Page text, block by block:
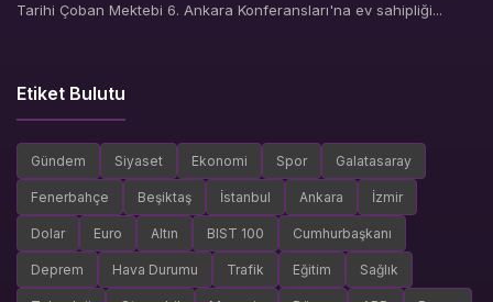
Tarihi Çoban Mektebi 6. Ankara Konferansları'na ev sahipliği...
Etiket Bulutu
Gündem Siyaset Ekonomi Spor Galatasaray
Fenerbahçe Beşiktaş İstanbul Ankara İzmir
Dolar Euro Altın BIST 100 Cumhurbaşkanı
Deprem Hava Durumu Trafik Eğitim Sağlık